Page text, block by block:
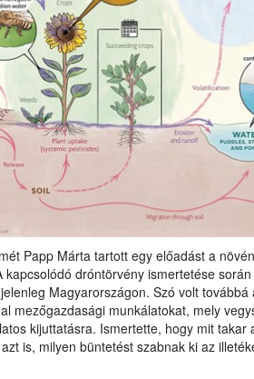
Papp Márta tartott egy előadást a
kapcsolódó dróntörvény ismertetése
Magyarországon. Szó volt
mezőgazdasági munkálatokat, mely
kijuttatásra. Ismertette, hogy mit takar
is, milyen büntetést szabnak ki az